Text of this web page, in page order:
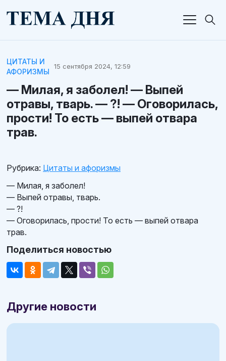
ЦИТАТЫ И
АФОРИЗМЫ
15 сентября 2024, 12:59
— Милая, я заболел! — Выпей
отравы, тварь. — ?! — Оговорилась,
прости! То есть — выпей отвара
трав.
Рубрика: Цитаты и афоризмы
— Милая, я заболел!
— Выпей отравы, тварь.
— ?!
— Оговорилась, прости! То есть — выпей отвара
трав.
Поделиться новостью
Другие новости